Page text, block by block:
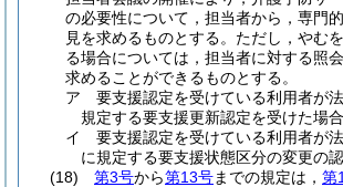
の必要性について，担当者から，専門
見を求めるものとする。 ただし，やむ
る場合については，担当者に対する照
求めることができるものとする。
ア
要支援認定を受けている利用者が
規定する要支援更新認定を受けた場合
イ
要支援認定を受けている利用者が
に規定する要支援状態区分の変更の
(18)
第3号から第13号までの規定は， 第